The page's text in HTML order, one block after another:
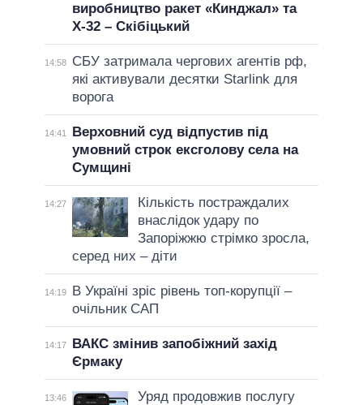
виробництво ракет «Кинджал» та
Х-32 – Скібіцький
14:58
СБУ затримала чергових агентів рф,
які активували десятки Starlink для
ворога
14:41
Верховний суд відпустив під
умовний строк ексголову села на
Сумщині
14:27
Кількість постраждалих
внаслідок удару по
Запоріжжю стрімко зросла,
серед них – діти
14:19
В Україні зріс рівень топ-корупції –
очільник САП
14:17
ВАКС змінив запобіжний захід
Єрмаку
13:46
Уряд продовжив послугу